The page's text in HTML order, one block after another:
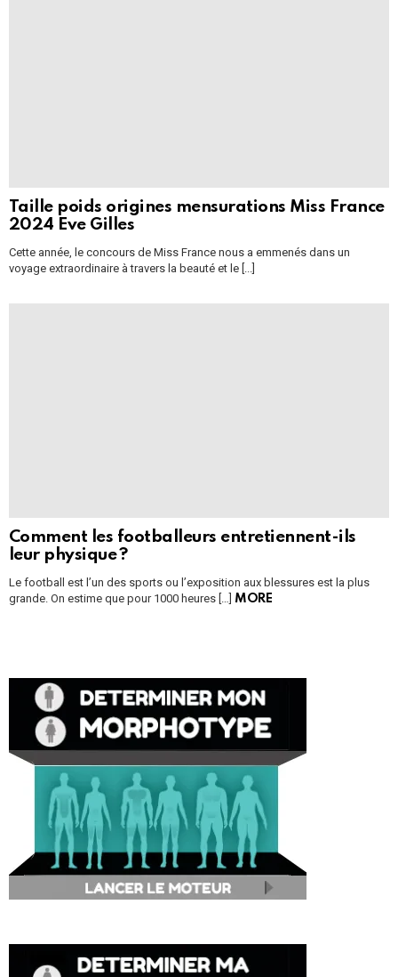
Taille poids origines mensurations Miss France
2024 Eve Gilles
Cette année, le concours de Miss France nous a emmenés dans un
voyage extraordinaire à travers la beauté et le [...]
Comment les footballeurs entretiennent-ils
leur physique ?
Le football est l’un des sports ou l’exposition aux blessures est la plus
grande. On estime que pour 1000 heures […]
MORE